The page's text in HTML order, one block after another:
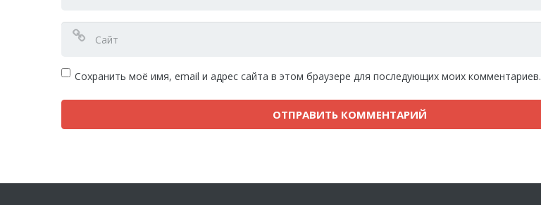
Сохранить моё имя, email и адрес сайта в этом браузере для последующих моих комментариев.